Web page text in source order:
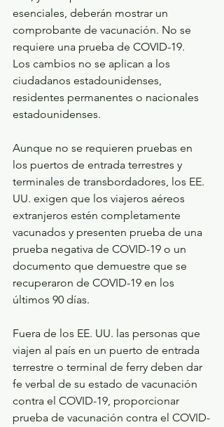
esenciales, deberán mostrar un
comprobante de vacunación. No se
requiere una prueba de COVID-19.
Los cambios no se aplican a los
ciudadanos estadounidenses,
residentes permanentes o nacionales
estadounidenses.
Aunque no se requieren pruebas en
los puertos de entrada terrestres y
terminales de transbordadores, los EE.
UU. exigen que los viajeros aéreos
extranjeros estén completamente
vacunados y presenten prueba de una
prueba negativa de COVID-19 o un
documento que demuestre que se
recuperaron de COVID-19 en los
últimos 90 días.
Fuera de los EE. UU. las personas que
viajen al país en un puerto de entrada
terrestre o terminal de ferry deben dar
fe verbal de su estado de vacunación
contra el COVID-19, proporcionar
prueba de vacunación contra el COVID-